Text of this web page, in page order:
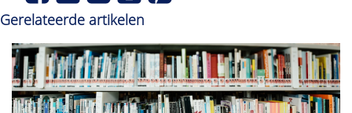
Gerelateerde artikelen